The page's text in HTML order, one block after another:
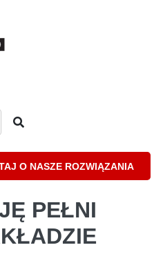
O NASZE ROZWIĄZANIA
PEŁNI